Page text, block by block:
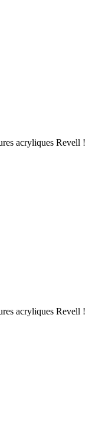
acryliques Revell !
acryliques Revell !